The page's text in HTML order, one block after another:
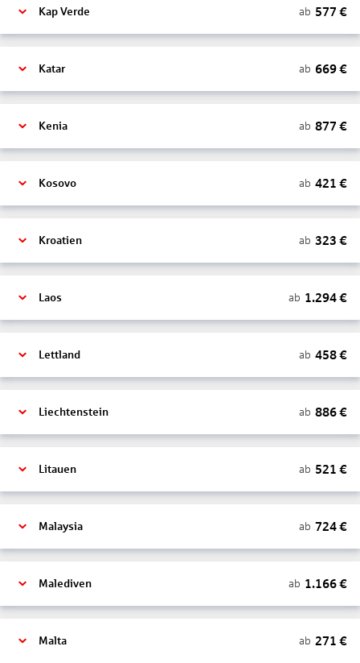
Kap Verde ab 577 €
Katar ab 669€
Kenia ab 877 €
Kosovo ab 421 €
Kroatien ab 323 €
Laos ab 1.294€
Lettland ab 458€
Liechtenstein ab 886€
Litauen ab 521 €
Malaysia ab 724€
Malediven ab 1.166€
Malta ab 271 €